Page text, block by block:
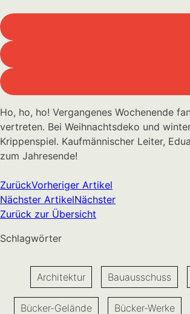
Ho, ho, ho! Vergangenes Wochenende
vertreten. Bei Weihnachtsdeko und
Krippenspiel. Kaufmännischer Leiter,
zum Jahresende!
ZurückVorheriger Artikel
Nächster ArtikelNächster
Zurück zur Übersicht
Schlagwörter
Architektur Bauausschuss
Bücker-Gelände Bücker-Werke